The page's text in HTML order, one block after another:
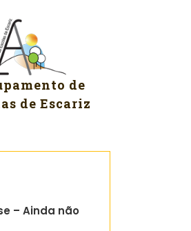
de
de Escariz
– Ainda não